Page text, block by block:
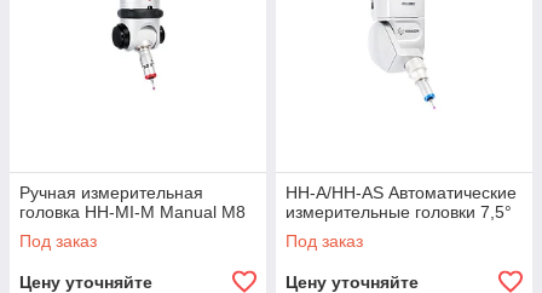
Ручная измерительная
головка HH-MI-M Manual М8
Под заказ
Цену уточняйте
HH-A/HH-AS Автоматические
измерительные головки 7,5°
Под заказ
Цену уточняйте